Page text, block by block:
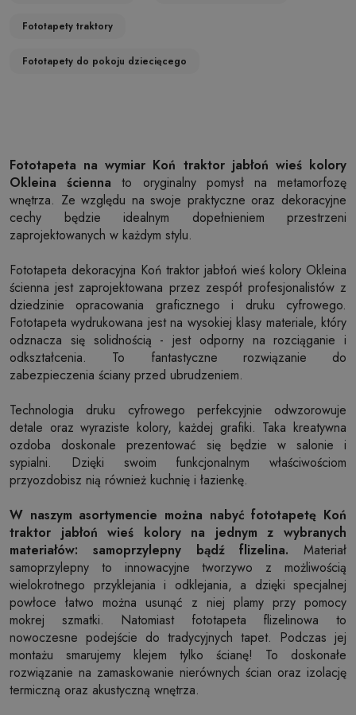
Fototapety traktory
Fototapety do pokoju dziecięcego
Fototapeta na wymiar Koń traktor jabłoń wieś kolory
Okleina ścienna to oryginalny pomysł na metamorfozę
wnętrza. Ze względu na swoje praktyczne oraz dekoracyjne
cechy będzie idealnym dopełnieniem przestrzeni
zaprojektowanych w każdym stylu.
Fototapeta dekoracyjna Koń traktor jabłoń wieś kolory Okleina
ścienna jest zaprojektowana przez zespół profesjonalistów z
dziedzinie opracowania graficznego i druku cyfrowego.
Fototapeta wydrukowana jest na wysokiej klasy materiale, który
odznacza się solidnością - jest odporny na rozciąganie i
odkształcenia. To fantastyczne rozwiązanie do
zabezpieczenia ściany przed ubrudzeniem.
Technologia druku cyfrowego perfekcyjnie odwzorowuje
detale oraz wyraziste kolory, każdej grafiki. Taka kreatywna
ozdoba doskonale prezentować się będzie w salonie i
sypialni. Dzięki swoim funkcjonalnym właściwościom
przyozdobisz nią również kuchnię i łazienkę.
W naszym asortymencie można nabyć fototapetę Koń
traktor jabłoń wieś kolory na jednym z wybranych
materiałów: samoprzylepny bądź flizelina. Materiał
samoprzylepny to innowacyjne tworzywo z możliwością
wielokrotnego przyklejania i odklejania, a dzięki specjalnej
powłoce łatwo można usunąć z niej plamy przy pomocy
mokrej szmatki. Natomiast fototapeta flizelinowa to
nowoczesne podejście do tradycyjnych tapet. Podczas jej
montażu smarujemy klejem tylko ścianę! To doskonałe
rozwiązanie na zamaskowanie nierównych ścian oraz izolację
termiczną oraz akustyczną wnętrza.